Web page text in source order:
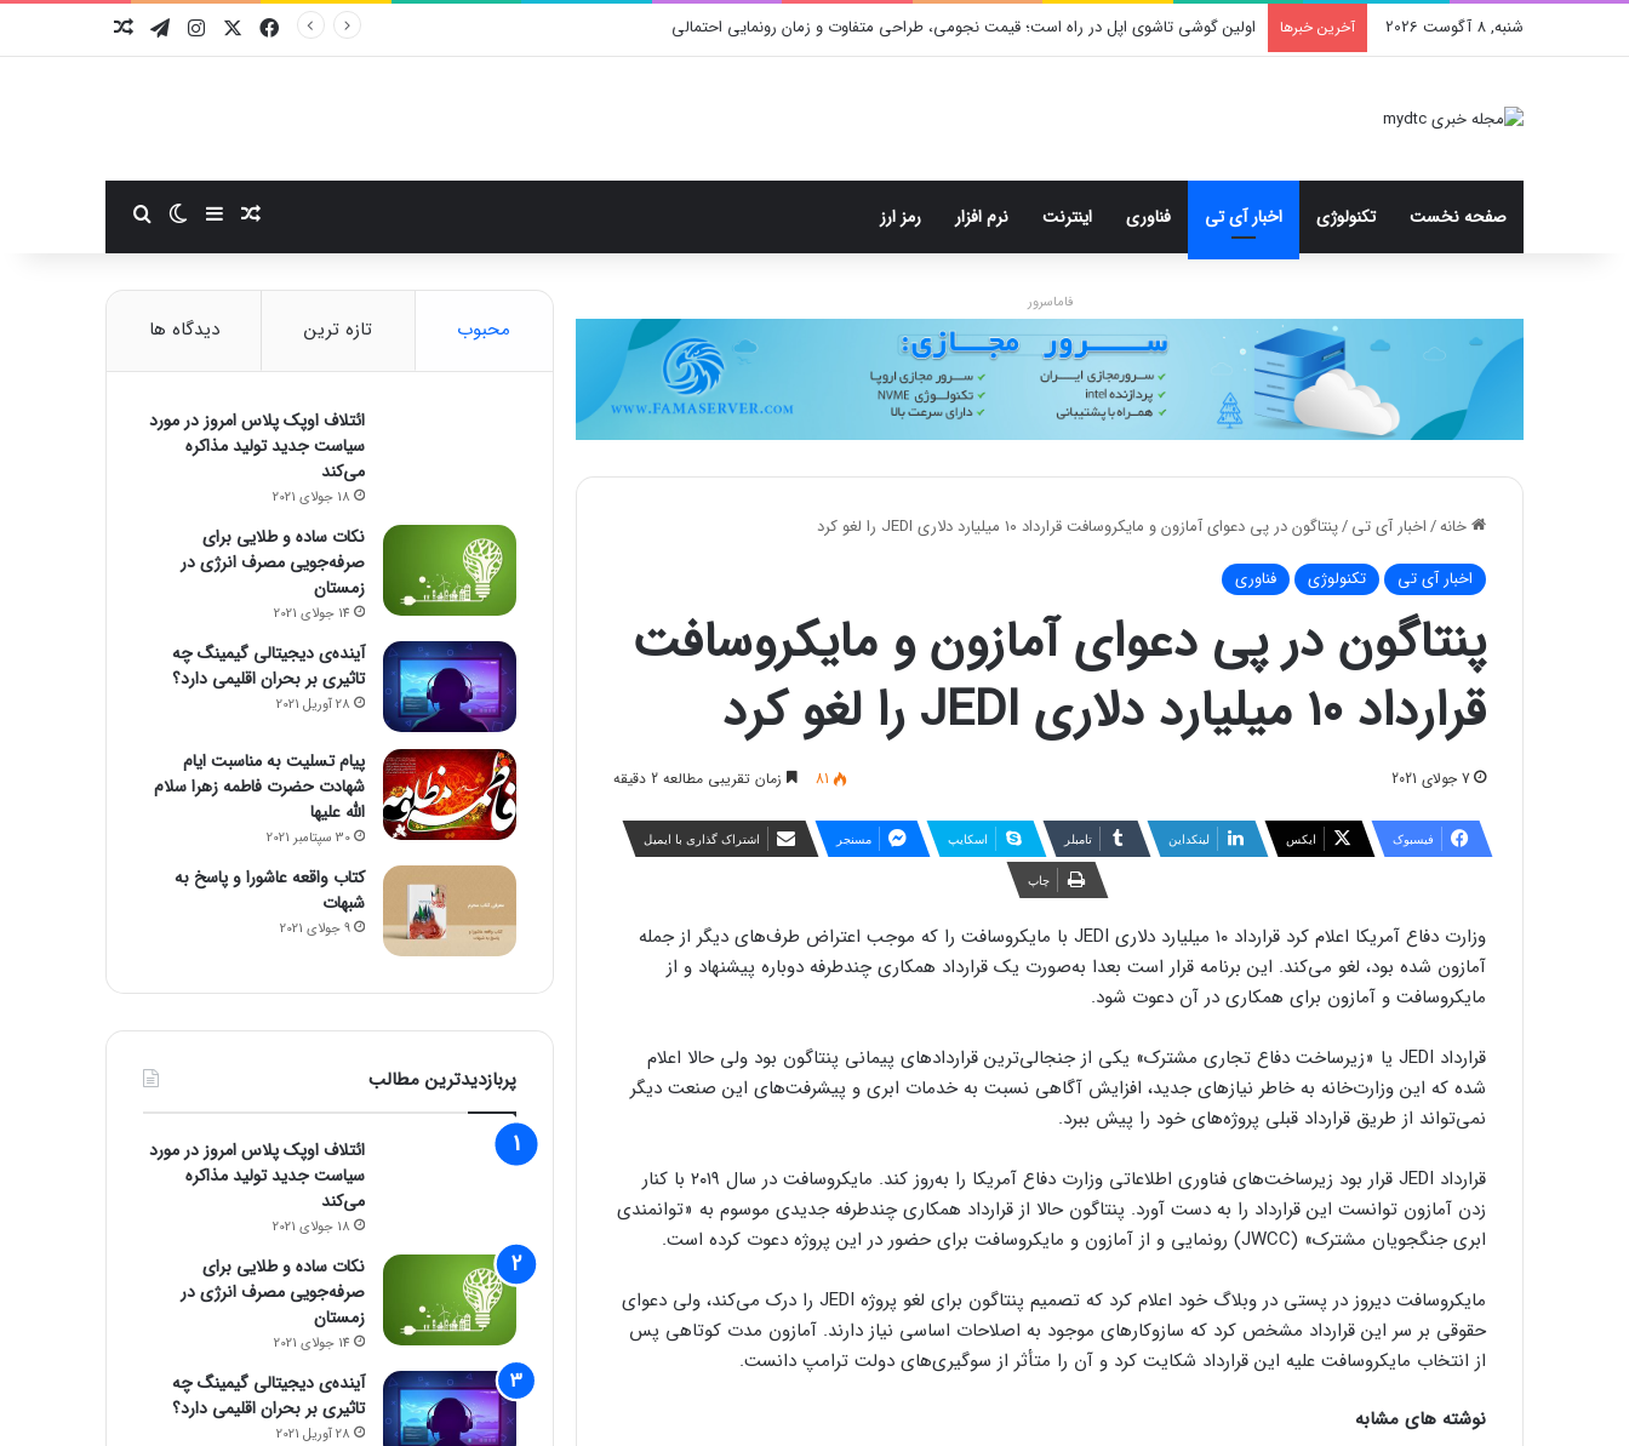
شنبه, 8 آگوست 2026 آخرین خبرها محدودیت جدید اینستاگرام: هر پست فقط پنج هشتگ فیسبوکایکس اینستاگرام
تلگرام
صفحه نخست تکنولوژی اخبار آی تی فناوری اینترنت نرم افزار رمز ارز نوشته تصادفی
سایدبارتغییر پوسته
فاماسرور
خانه/اخبار آی تی/پنتاگون در پی دعوای آمازون و مایکروسافت قرارداد ۱۰ میلیارد دلاری JEDI را لغو کرد
اخبار آی تی تکنولوژی فناوری
پنتاگون در پی دعوای آمازون و مایکروسافت
قرارداد ۱۰ میلیارد دلاری JEDI را لغو کرد
7 جولای 2021 81 زمان تقریبی مطالعه 2 دقیقه
فیسبوک ایکس لینکداین تامبلر اسکایپ مسنجر اشتراک گذاری با ایمیل
چاپ
وزارت دفاع آمریکا اعلام کرد قرارداد ۱۰ میلیارد دلاری JEDI با مایکروسافت را که موجب اعتراض طرف‌های دیگر از جمله
آمازون شده بود، لغو می‌کند. این برنامه قرار است بعدا به‌صورت یک قرارداد همکاری چندطرفه دوباره پیشنهاد و از
مایکروسافت و آمازون برای همکاری در آن دعوت شود.
قرارداد JEDI یا «زیرساخت دفاع تجاری مشترک» یکی از جنجالی‌ترین قراردادهای پیمانی پنتاگون بود ولی حالا اعلام
شده که این وزارت‌خانه به خاطر نیازهای جدید، افزایش آگاهی نسبت به خدمات ابری و پیشرفت‌های این صنعت دیگر
نمی‌تواند از طریق قرارداد قبلی پروژه‌های خود را پیش ببرد.
قرارداد JEDI قرار بود زیرساخت‌های فناوری اطلاعاتی وزارت دفاع آمریکا را به‌روز کند. مایکروسافت در سال ۲۰۱۹ با کنار
زدن آمازون توانست این قرارداد را به دست آورد. پنتاگون حالا از قرارداد همکاری چندطرفه جدیدی موسوم به «توانمندی
ابری جنگجویان مشترک» (JWCC) رونمایی و از آمازون و مایکروسافت برای حضور در این پروژه دعوت کرده است.
مایکروسافت دیروز در پستی در وبلاگ خود اعلام کرد که تصمیم پنتاگون برای لغو پروژه JEDI را درک می‌کند، ولی دعوای
حقوقی بر سر این قرارداد مشخص کرد که سازوکارهای موجود به اصلاحات اساسی نیاز دارند. آمازون مدت کوتاهی پس
از انتخاب مایکروسافت علیه این قرارداد شکایت کرد و آن را متأثر از سوگیری‌های دولت ترامپ دانست.
نوشته های مشابه
محبوب تازه ترین دیدگاه ها
ائتلاف اوپک پلاس امروز در مورد
سیاست جدید تولید مذاکره
می‌کند
18 جولای 2021
نکات ساده و طلایی برای
صرفه‌جویی مصرف انرژی در
زمستان
14 جولای 2021
آینده‌ی دیجیتالی گیمینگ چه
تاثیری بر بحران اقلیمی دارد؟
28 آوریل 2021
پیام تسلیت به مناسبت ایام
شهادت حضرت فاطمه زهرا سلام
الله علیها
30 سپتامبر 2021
کتاب واقعه عاشورا و پاسخ به
شبهات
9 جولای 2021
پربازدیدترین مطالب
ائتلاف اوپک پلاس امروز در مورد
سیاست جدید تولید مذاکره
می‌کند
18 جولای 2021
نکات ساده و طلایی برای
صرفه‌جویی مصرف انرژی در
زمستان
14 جولای 2021
آینده‌ی دیجیتالی گیمینگ چه
تاثیری بر بحران اقلیمی دارد؟
28 آوریل 2021